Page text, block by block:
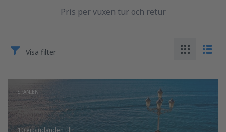
Pris per vuxen tur och retur
Visa filter
SPANIEN
10 erbjudanden till